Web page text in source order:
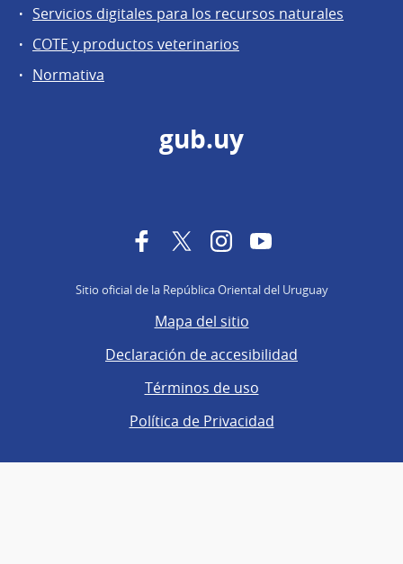
Servicios digitales para los recursos naturales
COTE y productos veterinarios
Normativa
gub.uy
FacebookTwitterInstagramYouTube
Sitio oficial de la República Oriental del Uruguay
Mapa del sitio
Declaración de accesibilidad
Términos de uso
Política de Privacidad